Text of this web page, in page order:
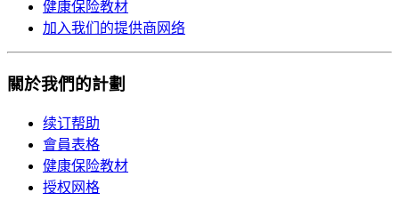
健康保险教材
加入我们的提供商网络
關於我們的計劃
续订帮助
會員表格
健康保险教材
授权网格